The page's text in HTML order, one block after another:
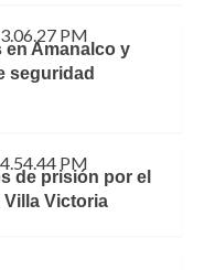
en Amanalco y
seguridad
de prisión por el
Victoria